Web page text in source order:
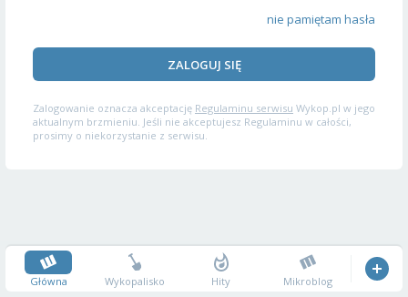
nie pamiętam hasła
ZALOGUJ SIĘ
Zalogowanie oznacza akceptację Regulaminu serwisu Wykop.pl w jego
aktualnym brzmieniu. Jeśli nie akceptujesz Regulaminu w całości,
prosimy o niekorzystanie z serwisu.
Główna Wykopalisko Hity Mikroblog